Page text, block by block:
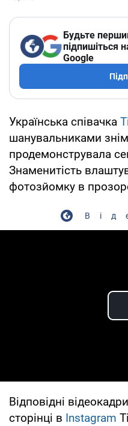
Будьте
підпишіться
Google
Українська співачка
шанувальниками
продемонструвала
Знаменитість
фотозйомку в
Відповідні
сторінці в Instagram